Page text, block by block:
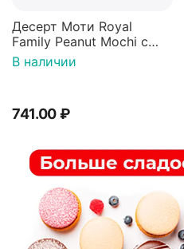
Десерт Моти Royal
Family Peanut Mochi с
арахисовой пастой 210 г
В наличии
741.00₽